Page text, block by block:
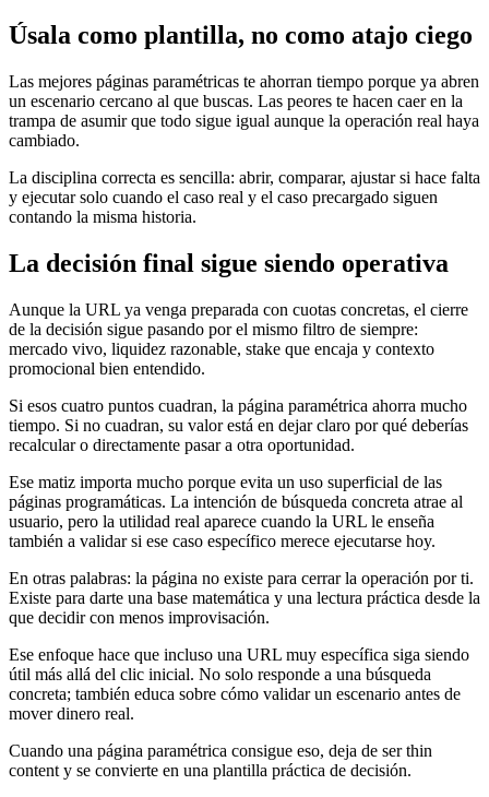
Úsala como plantilla, no como atajo ciego
Las mejores páginas paramétricas te ahorran tiempo porque ya abren
un escenario cercano al que buscas. Las peores te hacen caer en la
trampa de asumir que todo sigue igual aunque la operación real haya
cambiado.
La disciplina correcta es sencilla: abrir, comparar, ajustar si hace falta
y ejecutar solo cuando el caso real y el caso precargado siguen
contando la misma historia.
La decisión final sigue siendo operativa
Aunque la URL ya venga preparada con cuotas concretas, el cierre
de la decisión sigue pasando por el mismo filtro de siempre:
mercado vivo, liquidez razonable, stake que encaja y contexto
promocional bien entendido.
Si esos cuatro puntos cuadran, la página paramétrica ahorra mucho
tiempo. Si no cuadran, su valor está en dejar claro por qué deberías
recalcular o directamente pasar a otra oportunidad.
Ese matiz importa mucho porque evita un uso superficial de las
páginas programáticas. La intención de búsqueda concreta atrae al
usuario, pero la utilidad real aparece cuando la URL le enseña
también a validar si ese caso específico merece ejecutarse hoy.
En otras palabras: la página no existe para cerrar la operación por ti.
Existe para darte una base matemática y una lectura práctica desde la
que decidir con menos improvisación.
Ese enfoque hace que incluso una URL muy específica siga siendo
útil más allá del clic inicial. No solo responde a una búsqueda
concreta; también educa sobre cómo validar un escenario antes de
mover dinero real.
Cuando una página paramétrica consigue eso, deja de ser thin
content y se convierte en una plantilla práctica de decisión.